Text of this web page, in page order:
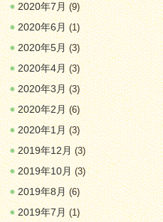
2020年7月(9)
2020年6月(1)
2020年5月(3)
2020年4月(3)
2020年3月(3)
2020年2月(6)
2020年1月(3)
2019年12月(3)
2019年10月(3)
2019年8月(6)
2019年7月(1)